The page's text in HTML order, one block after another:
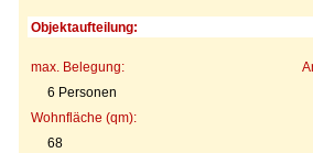
Objektaufteilung:
max. Belegung:
6 Personen
Wohnfläche (qm):
68